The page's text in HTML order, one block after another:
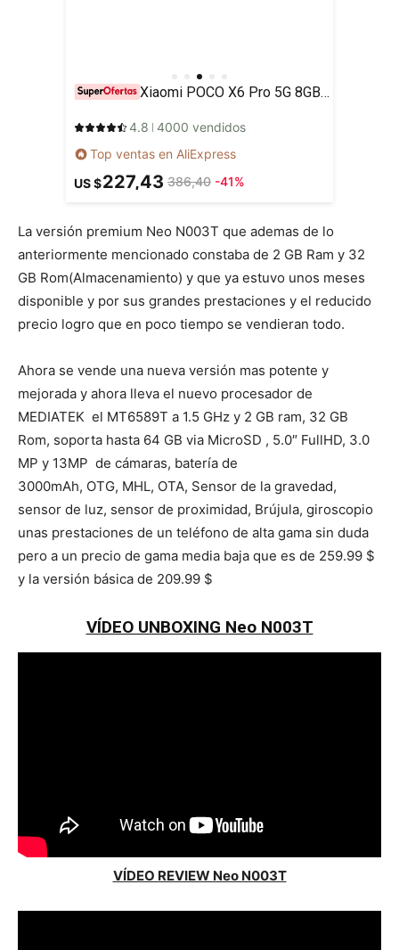
Xiaomi POCO X6 Pro 5G 8GB/256GB 12GB/512GB NFC EU Charger Global Version Teléfono móvil
4.8 4000 vendidos
Top ventas en AliExpress
US $227,43 386,40 -41%
La versión premium Neo N003T que ademas de lo
anteriormente mencionado constaba de 2 GB Ram y 32
GB Rom(Almacenamiento) y que ya estuvo unos meses
disponible y por sus grandes prestaciones y el reducido
precio logro que en poco tiempo se vendieran todo.
Ahora se vende una nueva versión mas potente y
mejorada y ahora lleva el nuevo procesador de
MEDIATEK el MT6589T a 1.5 GHz y 2 GB ram, 32 GB
Rom, soporta hasta 64 GB via MicroSD , 5.0″ FullHD, 3.0
MP y 13MP de cámaras, batería de
3000mAh, OTG, MHL, OTA, Sensor de la gravedad,
sensor de luz, sensor de proximidad, Brújula, giroscopio
unas prestaciones de un teléfono de alta gama sin duda
pero a un precio de gama media baja que es de 259.99 $
y la versión básica de 209.99 $
VÍDEO UNBOXING Neo N003T
VÍDEO REVIEW Neo N003T